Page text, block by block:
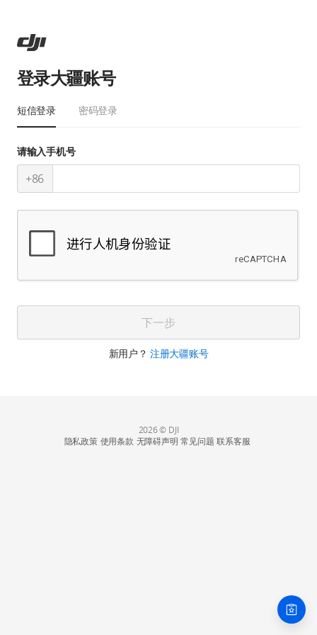
登录大疆账号
短信登录 密码登录
请输入手机号
+86
下一步
新用户？注册大疆账号
2026 © DJI
隐私政策 使用条款 无障碍声明 常见问题 联系客服